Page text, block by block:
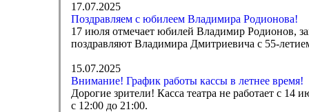
17.07.2025
Поздравляем с юбилеем Владимира Родионова!
17 июля отмечает юбилей Владимир Родионов,
поздравляют Владимира Дмитриевича с 55-
15.07.2025
Внимание! График работы кассы в летнее время!
Дорогие зрители! Касса театра не работает с 14
с 12:00 до 21:00.